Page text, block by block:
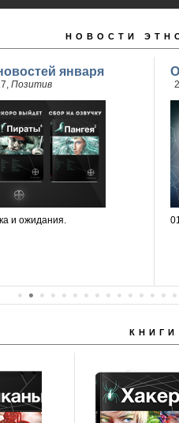
НОВОСТИ
января
Позитив
и ожидания.
КНИГИ